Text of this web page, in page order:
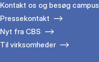
Kontakt os og besøg campus
Pressekontakt
Nyt fra CBS
Til virksomheder